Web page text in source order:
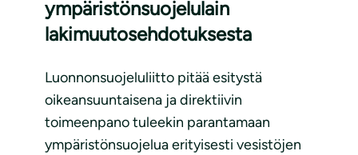
ympäristönsuojelulain
lakimuutosehdotuksesta
Luonnonsuojeluliitto pitää esitystä
oikeansuuntaisena ja direktiivin
toimeenpano tuleekin parantamaan
ympäristönsuojelua erityisesti vesistöjen